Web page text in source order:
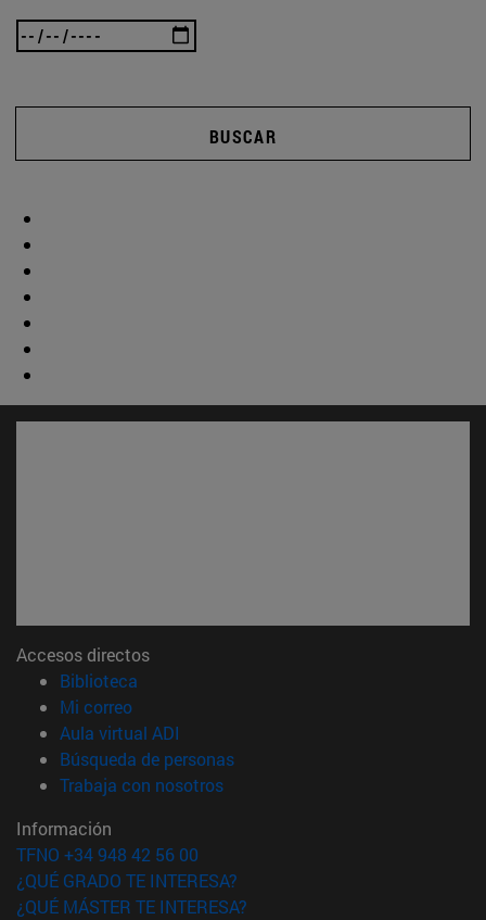
BUSCAR
Accesos directos
Biblioteca
Mi correo(abre en nueva ventana)
Aula virtual ADI
Búsqueda de personas(abre en nueva ventana)
Trabaja con nosotros(abre en nueva ventana)
Información
TFNO +34 948 42 56 00
¿QUÉ GRADO TE INTERESA?
¿QUÉ MÁSTER TE INTERESA?